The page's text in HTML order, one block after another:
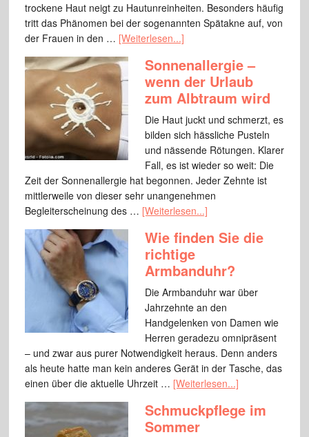
trockene Haut neigt zu Hautunreinheiten. Besonders häufig
tritt das Phänomen bei der sogenannten Spätakne auf, von
der Frauen in den … [Weiterlesen...]
Sonnenallergie –
wenn der Urlaub
zum Albtraum wird
Die Haut juckt und schmerzt, es
bilden sich hässliche Pusteln
und nässende Rötungen. Klarer
Fall, es ist wieder so weit: Die
Zeit der Sonnenallergie hat begonnen. Jeder Zehnte ist
mittlerweile von dieser sehr unangenehmen
Begleiterscheinung des … [Weiterlesen...]
Wie finden Sie die
richtige
Armbanduhr?
Die Armbanduhr war über
Jahrzehnte an den
Handgelenken von Damen wie
Herren geradezu omnipräsent
– und zwar aus purer Notwendigkeit heraus. Denn anders
als heute hatte man kein anderes Gerät in der Tasche, das
einen über die aktuelle Uhrzeit … [Weiterlesen...]
Schmuckpflege im
Sommer